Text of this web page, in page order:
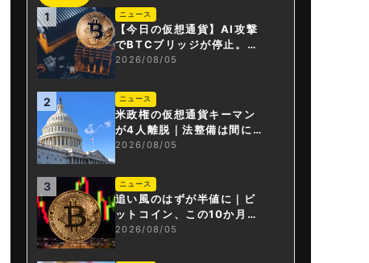
1 ニュース
【今日の仮想通貨】AI攻撃
でBTCブリッジが停止。金
融庁が「暗号資産・ステー
2026/08/05
2 ニュース
米政権の仮想通貨キーマン
が4人離脱｜法整備は間に合
うか
2026/08/05
3 ニュース
追い風のはずが半値に｜ビ
ットコイン、この10か月で
何が起きたか
2026/08/05